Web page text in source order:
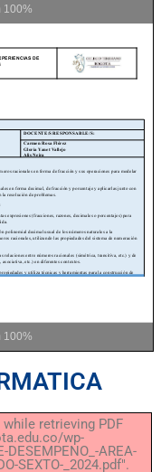
100%
100%
retrieving PDF
wp-
AREA-
SEXTO-_2024.pdf".